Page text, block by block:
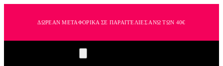
ΔΩΡΕΑΝ ΜΕΤΑΦΟΡΙΚΑ ΣΕ ΠΑΡΑΓΓΕΛΙΕΣ ΑΝΩ ΤΩΝ 40€